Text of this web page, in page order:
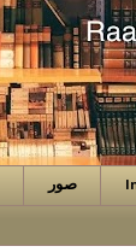
صور